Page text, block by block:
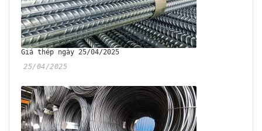
Giá thép ngày 25/04/2025
25/04/2025